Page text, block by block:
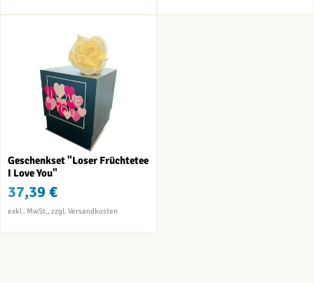
Geschenkset "Loser Früchtetee
I Love You"
37,39 €